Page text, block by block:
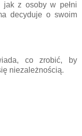
jak z osoby w pełni
decyduje o swoim
co zrobić, by
niezależnością.